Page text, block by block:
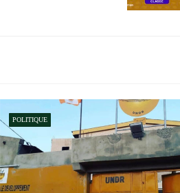
POLITIQUE